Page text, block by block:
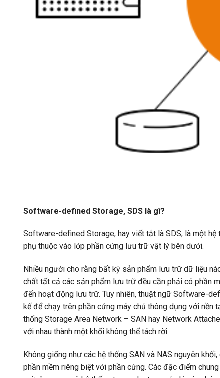
Software-defined Storage, SDS là gì?
Software-defined Storage, hay viết tắt là SDS, là một
phụ thuộc vào lớp phần cứng lưu trữ vật lý bên dưới.
Nhiều người cho rằng bất kỳ sản phẩm lưu trữ dữ liệu
chất tất cả các sản phẩm lưu trữ đều cần phải có phần
đến hoạt động lưu trữ. Tuy nhiên, thuật ngữ Software-
kế để chạy trên phần cứng máy chủ thông dụng với
thống Storage Area Network – SAN hay Network
với nhau thành một khối không thể tách rời.
Không giống như các hệ thống SAN và NAS nguyên
phần mềm riêng biệt với phần cứng. Các đặc điểm